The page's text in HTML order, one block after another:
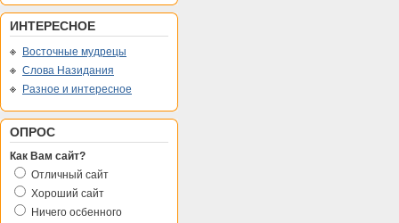
ИНТЕРЕСНОЕ
Восточные мудрецы
Слова Назидания
Разное и интересное
ОПРОС
Как Вам сайт?
Отличный сайт
Хороший сайт
Ничего осбенного